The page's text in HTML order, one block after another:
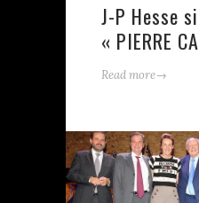
J-P Hesse
« PIERRE
Read more→